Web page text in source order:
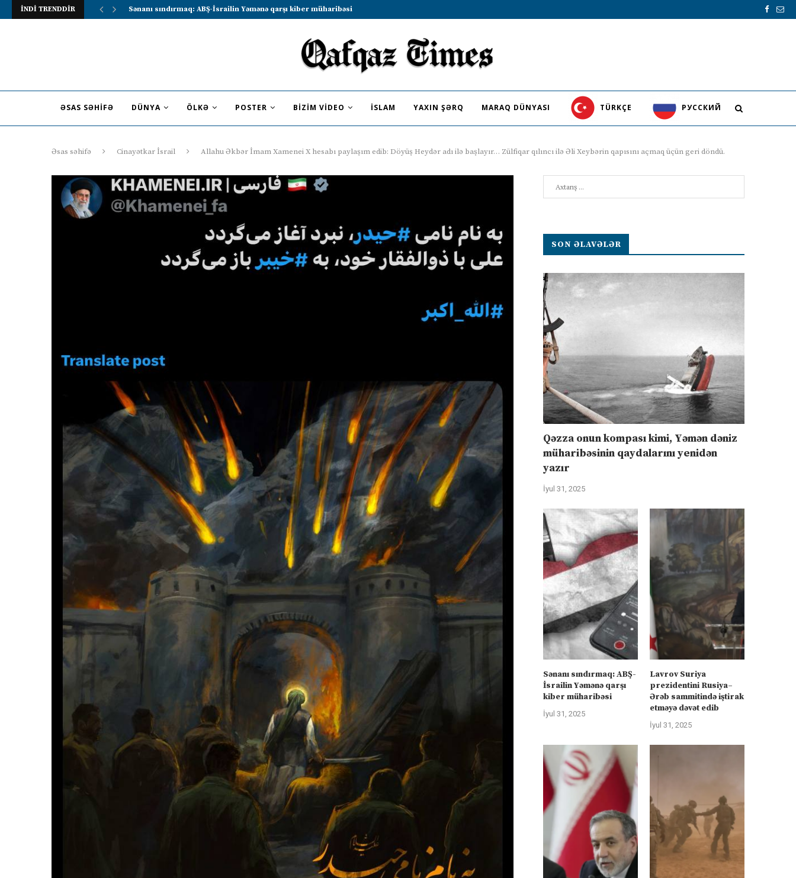
İNDİ TRENDDİR Lavrov Suriya prezidentini Rusiya–Ərəb sammitində iştirak etməyə dəvət...
ƏSAS SƏHIFƏ DÜNYA ÖLKƏ POSTER BIZIM VIDEO İSLAM YAXIN ŞƏRQ MARAQ DÜNYASI TÜRKÇE PУССКИЙ
Əsas səhifə Cinayətkar İsrail Allahu Əkbər İmam Xamenei X hesabı paylaşım edib: Döyüş Heydər adı ilə başlayır… Zülfiqar qılıncı ilə Əli Xeybərin qapısını açmaq üçün geri döndü.
SON ƏLAVƏLƏR
Qəzza onun kompası kimi, Yəmən dəniz
müharibəsinin qaydalarını yenidən
yazır
İyul 31, 2025
Sənanı sındırmaq: ABŞ-
İsrailin Yəmənə qarşı
kiber müharibəsi
İyul 31, 2025
Lavrov Suriya
prezidentini Rusiya–
Ərəb sammitində iştirak
etməyə dəvət edib
İyul 31, 2025